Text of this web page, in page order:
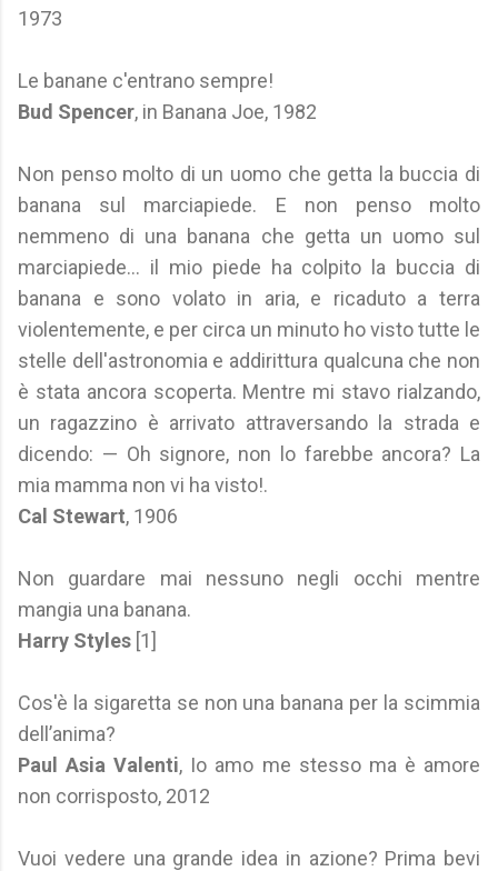
1973
Le banane c'entrano sempre!
Bud Spencer, in Banana Joe, 1982
Non penso molto di un uomo che getta la buccia di
banana sul marciapiede. E non penso molto
nemmeno di una banana che getta un uomo sul
marciapiede... il mio piede ha colpito la buccia di
banana e sono volato in aria, e ricaduto a terra
violentemente, e per circa un minuto ho visto tutte le
stelle dell'astronomia e addirittura qualcuna che non
è stata ancora scoperta. Mentre mi stavo rialzando,
un ragazzino è arrivato attraversando la strada e
dicendo: — Oh signore, non lo farebbe ancora? La
mia mamma non vi ha visto!.
Cal Stewart, 1906
Non guardare mai nessuno negli occhi mentre
mangia una banana.
Harry Styles [1]
Cos'è la sigaretta se non una banana per la scimmia
dell’anima?
Paul Asia Valenti, Io amo me stesso ma è amore
non corrisposto, 2012
Vuoi vedere una grande idea in azione? Prima bevi